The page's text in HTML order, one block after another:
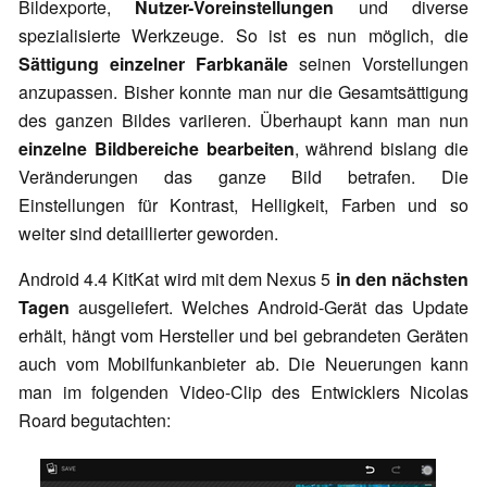
Bildexporte, Nutzer-Voreinstellungen und diverse
spezialisierte Werkzeuge. So ist es nun möglich, die
Sättigung einzelner Farbkanäle seinen Vorstellungen
anzupassen. Bisher konnte man nur die Gesamtsättigung
des ganzen Bildes variieren. Überhaupt kann man nun
einzelne Bildbereiche bearbeiten, während bislang die
Veränderungen das ganze Bild betrafen. Die
Einstellungen für Kontrast, Helligkeit, Farben und so
weiter sind detaillierter geworden.
Android 4.4 KitKat wird mit dem Nexus 5 in den nächsten
Tagen ausgeliefert. Welches Android-Gerät das Update
erhält, hängt vom Hersteller und bei gebrandeten Geräten
auch vom Mobilfunkanbieter ab. Die Neuerungen kann
man im folgenden Video-Clip des Entwicklers Nicolas
Roard begutachten: